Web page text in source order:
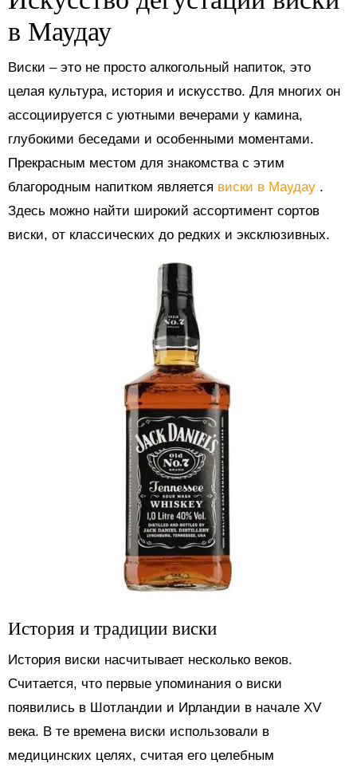
в Маудау
Виски – это не просто алкогольный напиток, это
целая культура, история и искусство. Для многих он
ассоциируется с уютными вечерами у камина,
глубокими беседами и особенными моментами.
Прекрасным местом для знакомства с этим
благородным напитком является виски в Маудау .
Здесь можно найти широкий ассортимент сортов
виски, от классических до редких и эксклюзивных.
История и традиции виски
История виски насчитывает несколько веков.
Считается, что первые упоминания о виски
появились в Шотландии и Ирландии в начале XV
века. В те времена виски использовали в
медицинских целях, считая его целебным